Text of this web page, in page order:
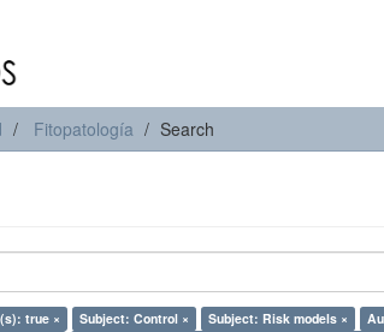
Fitopatología Search
true × Subject: Control × Subject: Risk models ×